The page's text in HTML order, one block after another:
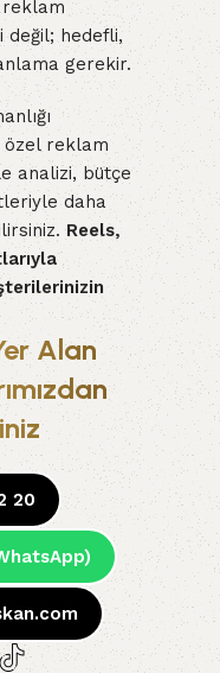
değil; hedefli,
gerekir.
özel reklam
analizi, bütçe
daha
Reels,
Alan
20